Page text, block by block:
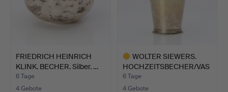
FRIEDRICH HEINRICH
KLINK. BECHER. Silber. …
6 Tage
4 Gebote
WOLTER SIEWERS.
HOCHZEITSBECHER/VAS
E. Silb…
6 Tage
4 Gebote